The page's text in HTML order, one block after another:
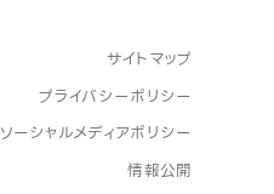
サイトマップ
プライバシーポリシー
ソーシャルメディアポリシー
情報公開